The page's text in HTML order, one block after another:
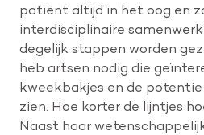
patiënt altijd in het oog en
interdisciplinaire
degelijk stappen worden
heb artsen nodig die
kweekbakjes en de
zien. Hoe korter de lijntjes
Naast haar